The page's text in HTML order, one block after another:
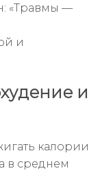
«Травмы —
и
и
калории
в среднем